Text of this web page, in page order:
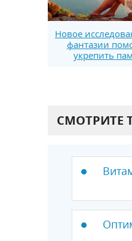
Новое
фантазии
укрепить
СМОТРИТЕ